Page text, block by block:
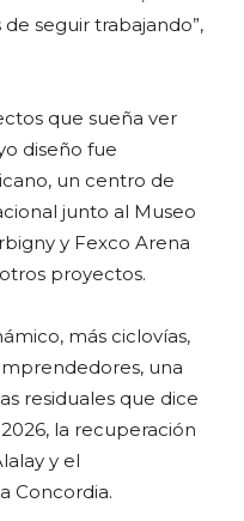
seguir trabajando”,
que sueña ver
diseño fue
un centro de
junto al Museo
y Fexco Arena
proyectos.
más ciclovías,
una
residuales que dice
la recuperación
y el
Concordia.